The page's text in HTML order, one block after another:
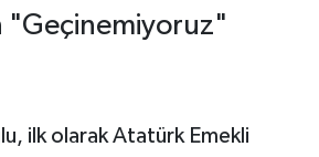
"Geçinemiyoruz"
ilk olarak Atatürk Emekli